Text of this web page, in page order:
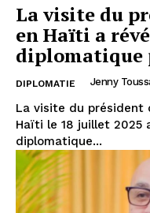
La visite du
en Haïti a
diplomatique
DIPLOMATIE Jenny
La visite du président
Haïti le 18 juillet 2025
diplomatique...